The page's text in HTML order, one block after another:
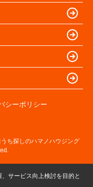
シーポリシー
ち探しのハマノハウジング
サービス向上検討を目的と